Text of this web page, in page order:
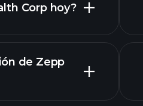
Corp hoy?
de Zepp